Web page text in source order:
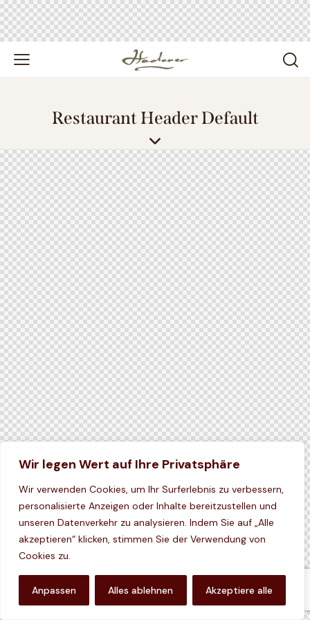
Wir legen Wert auf Ihre Privatsphäre
Wir verwenden Cookies, um Ihr Surferlebnis zu verbessern,
personalisierte Anzeigen oder Inhalte bereitzustellen und
unseren Datenverkehr zu analysieren. Indem Sie auf „Alle
akzeptieren“ klicken, stimmen Sie der Verwendung von
Cookies zu.
Anpassen Alles ablehnen Akzeptiere alle
Restaurant Header Default